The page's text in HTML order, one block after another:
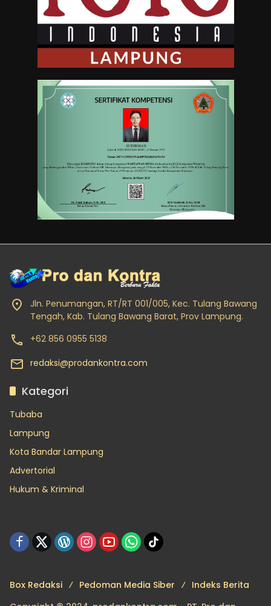
Jln. Penumangan, RT/RT 001/005, Kec. Tulang Bawang
Tengah, Kab. Tulang Bawang Barat, Prov Lampung.
+62 856 0955 5138
redaksi@prodankontra.com
Kategori
Tubaba
Lampung
Kota Bandar Lampung
Advertorial
Hukum & Kriminal
Box Redaksi Pedoman Media Siber
Indeks Berita